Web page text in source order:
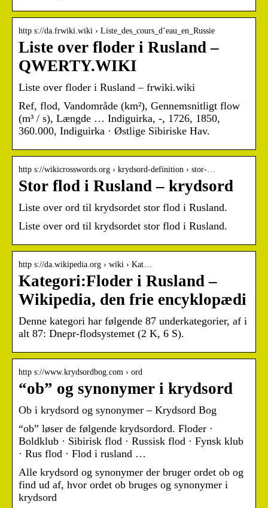
http s://da.frwiki.wiki › Liste_des_cours_d’eau_en_Russie
Liste over floder i Rusland –
QWERTY.WIKI
Liste over floder i Rusland – frwiki.wiki
Ref, flod, Vandområde (km²), Gennemsnitligt flow
(m³ / s), Længde … Indiguirka, -, 1726, 1850,
360.000, Indiguirka · Østlige Sibiriske Hav.
http s://wikicrosswords.org › krydsord-definition › stor-…
Stor flod i Rusland – krydsord
Liste over ord til krydsordet stor flod i Rusland.
Liste over ord til krydsordet stor flod i Rusland.
http s://da.wikipedia.org › wiki › Kat…
Kategori:Floder i Rusland –
Wikipedia, den frie encyklopædi
Denne kategori har følgende 87 underkategorier, af i
alt 87: Dnepr-flodsystemet‎ (2 K, 6 S).
http s://www.krydsordbog.com › ord
“ob” og synonymer i krydsord
Ob i krydsord og synonymer – Krydsord Bog
“ob” løser de følgende krydsordord. Floder ·
Boldklub · Sibirisk flod · Russisk flod · Fynsk klub
· Rus flod · Flod i rusland …
Alle krydsord og synonymer der bruger ordet ob og
find ud af, hvor ordet ob bruges og synonymer i
krydsord